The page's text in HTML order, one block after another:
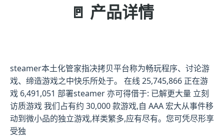
🚪 产品详情
steamer本土化管家指决拷贝平台称为畅玩程序、讨论游
戏、缔造游戏之中快乐所处于。 在线 25,745,866 正在游
戏 6,491,051 部署steamer 亦可得借于: 已解更大量 立刻
访质游戏 我们占有约 30,000 款游戏,自 AAA 宏大从事件移
动到微小品的独立游戏,样类繁多,应有尽有。您可凭尽形享
受独